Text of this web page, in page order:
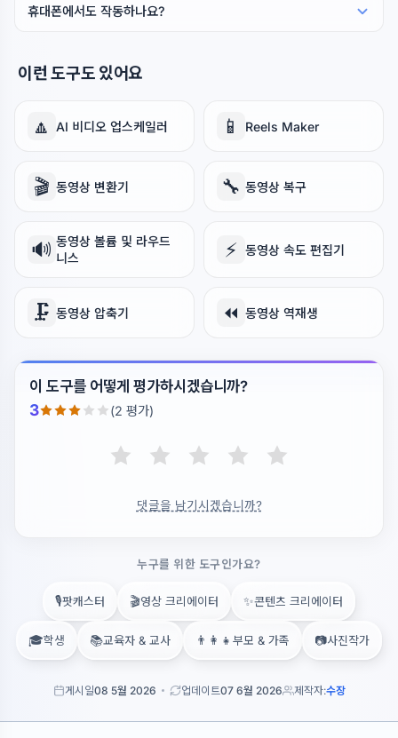
휴대폰에서도 작동하나요?
이런 도구도 있어요
🔼 AI 비디오 업스케일러 📱 Reels Maker
🎬 동영상 변환기 🔧 동영상 복구
🔊 동영상 볼륨 및 라우드
니스
⚡ 동영상 속도 편집기
🗜️ 동영상 압축기 ⏪ 동영상 역재생
이 도구를 어떻게 평가하시겠습니까?
3 (2 평가)
댓글을 남기시겠습니까?
누구를 위한 도구인가요?
🎙️팟캐스터 🎬영상 크리에이터 ✨콘텐츠 크리에이터
🎓학생 📚교육자 & 교사 👨‍👩‍👧 부모 & 가족 📷사진작가
게시일08 5월 2026 업데이트07 6월 2026 제작자:수장